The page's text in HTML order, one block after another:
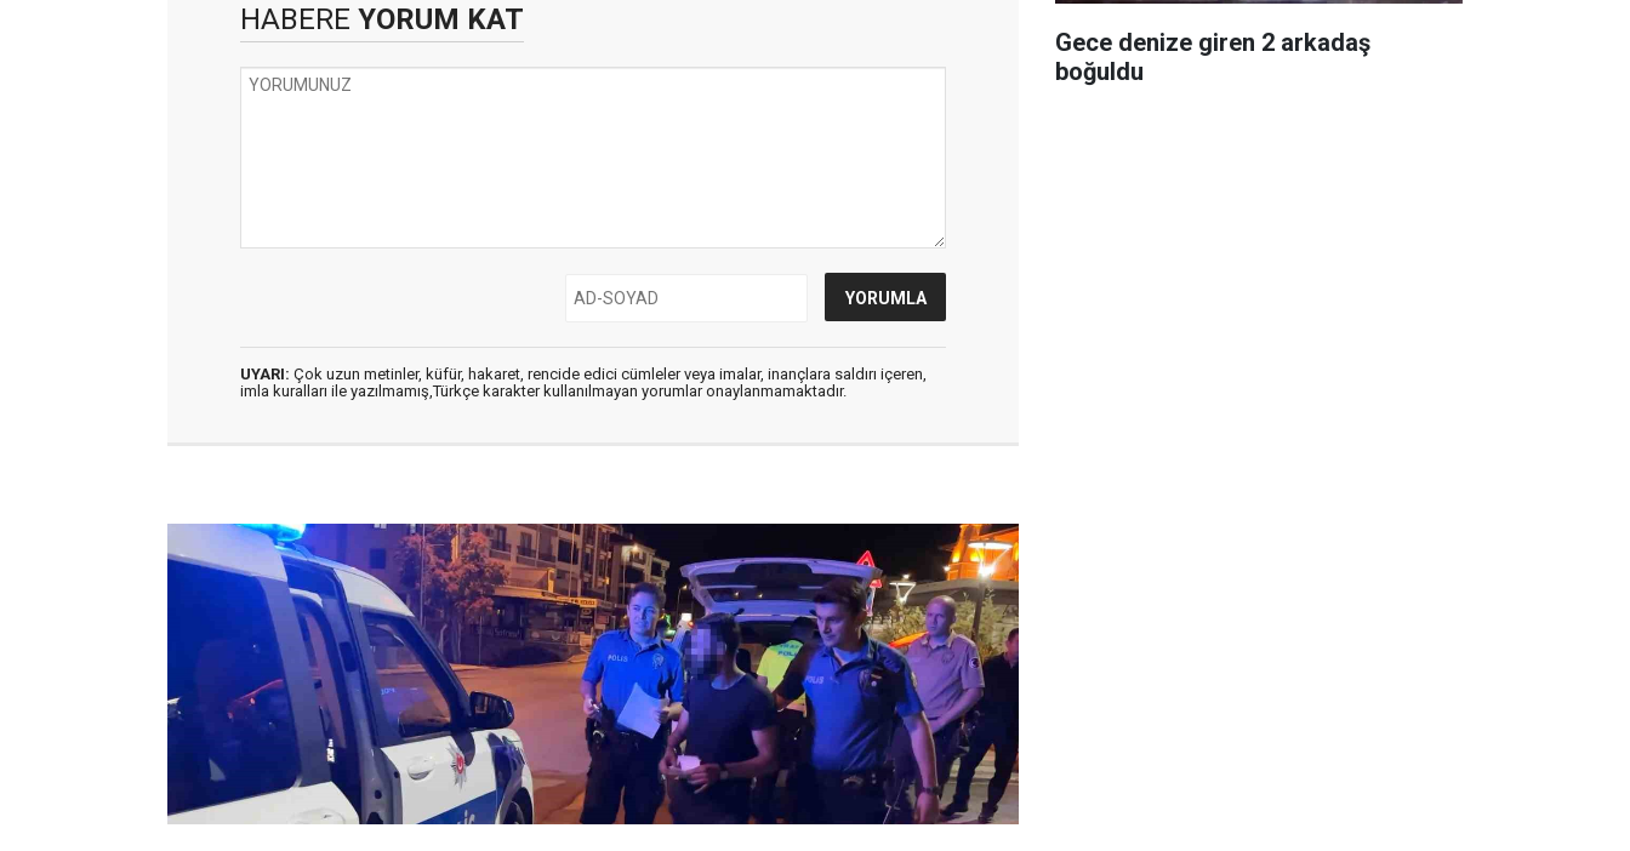
HABERE YORUM KAT
UYARI: Çok uzun metinler, küfür, hakaret, rencide edici cümleler veya imalar, inançlara saldırı içeren,
imla kuralları ile yazılmamış,Türkçe karakter kullanılmayan yorumlar onaylanmamaktadır.
Gece denize giren 2 arkadaş
boğuldu